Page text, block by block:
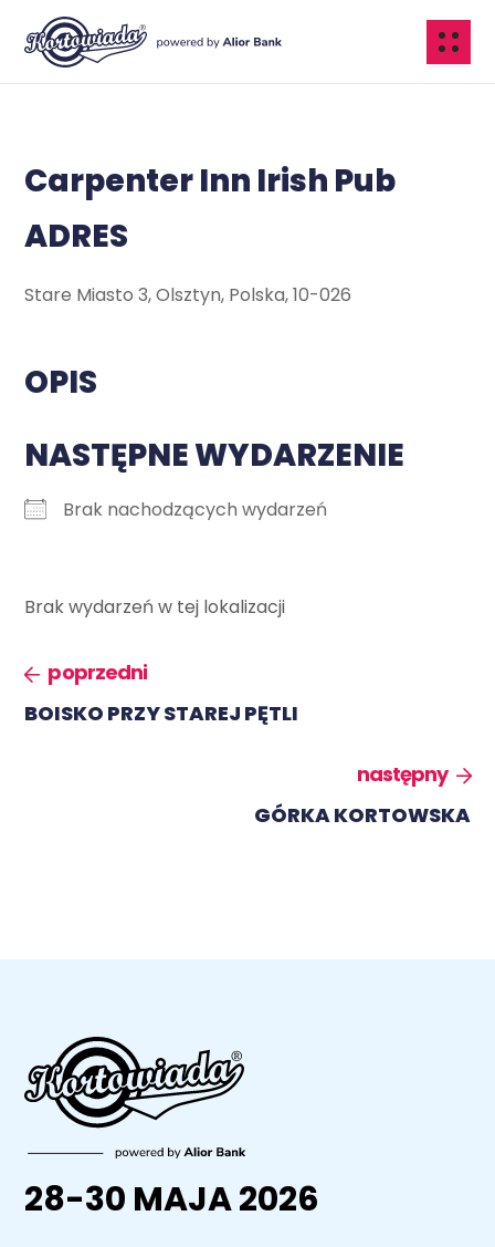
Carpenter Inn Irish Pub
ADRES
Stare Miasto 3, Olsztyn, Polska, 10-026
OPIS
NASTĘPNE WYDARZENIE
Brak nachodzących wydarzeń
Brak wydarzeń w tej lokalizacji
poprzedni
BOISKO PRZY STAREJ PĘTLI
następny
GÓRKA KORTOWSKA
28-30 MAJA 2026